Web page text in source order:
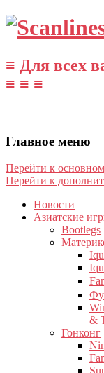
≡ Для всех
≡ ≡ ≡
Главное меню
Перейти к
Перейти к
Новости
Азиатские
Bootlegs
&
Гонконг